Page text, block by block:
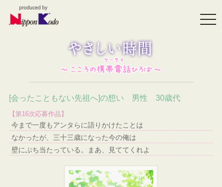
[会ったこともない先祖へ]の想い 男性 30歳代
【第16次応募作品】
今まで一度もアンタらに語りかけたことは
なかったが、三十三歳になった今の俺は
壁にぶち当たっている。まあ、見ててくれよ